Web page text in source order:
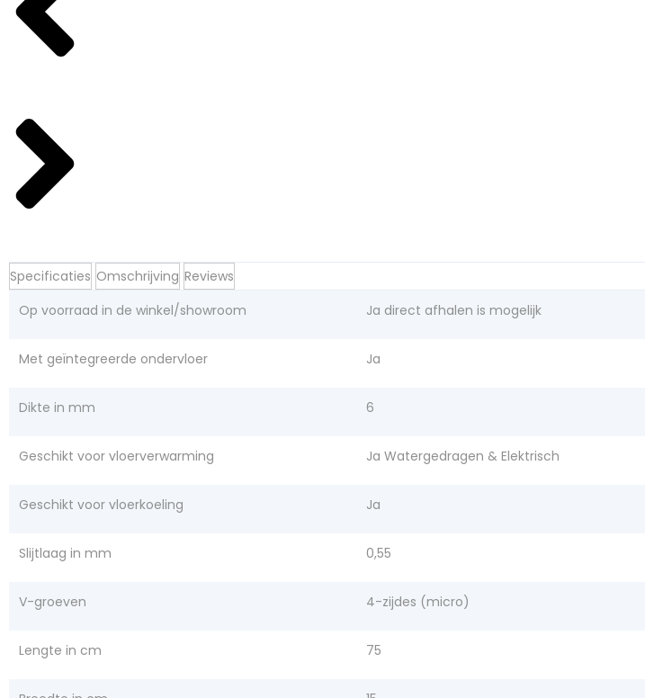
Specificaties Omschrijving Reviews
Op voorraad in de winkel/showroom
Ja direct afhalen is mogelijk
Met geïntegreerde ondervloer Ja
Dikte in mm 6
Geschikt voor vloerverwarming Ja Watergedragen & Elektrisch
Geschikt voor vloerkoeling Ja
Slijtlaag in mm 0,55
V-groeven 4-zijdes (micro)
Lengte in cm 75